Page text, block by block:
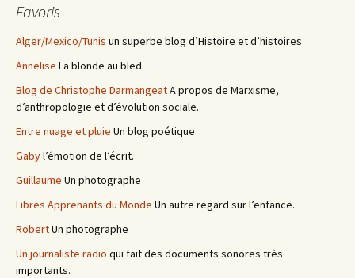
Favoris
Alger/Mexico/Tunis un superbe blog d’Histoire et d’histoires
Annelise La blonde au bled
Blog de Christophe DarmangeatA propos de Marxisme,
d’anthropologie et d’évolution sociale.
Entre nuage et pluie Un blog poétique
Gabyl’émotion de l’écrit.
Guillaume Un photographe
Libres Apprenants du Monde Un autre regard sur l’enfance.
RobertUn photographe
Un journaliste radio qui fait des documents sonores très
importants.